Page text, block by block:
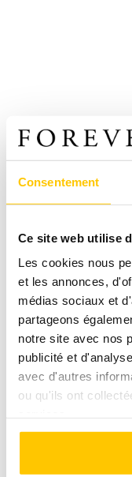
Consentement
Ce site web utilise
Les cookies nous
et les annonces,
médias sociaux et
partageons
notre site avec nos
publicité et
avec d'autres
ou qu'ils ont